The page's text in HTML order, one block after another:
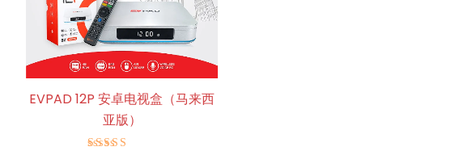
EVPAD 12P 安卓电视盒（马来西
亚版）